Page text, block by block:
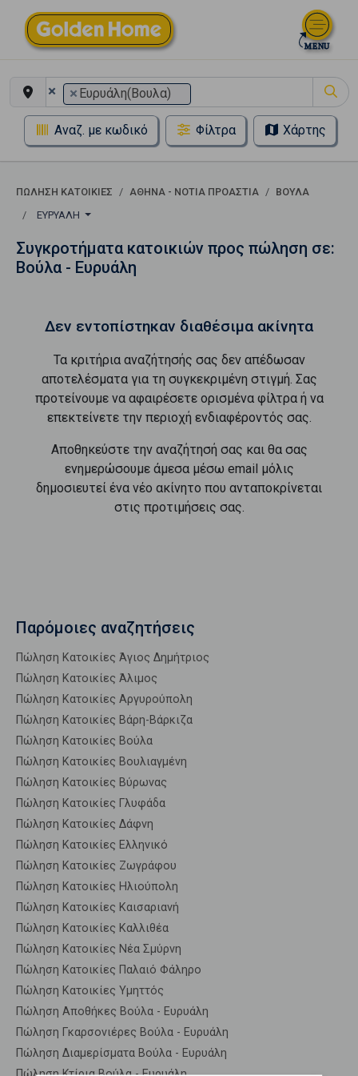
× × Ευρυάλη(Βουλα)
Αναζ. με κωδικό Φίλτρα Χάρτης
ΠΏΛΗΣΗ ΚΑΤΟΙΚΊΕΣ ΑΘΉΝΑ - ΝΌΤΙΑ ΠΡΟΆΣΤΙΑ
ΒΟΎΛΑ
ΕΥΡΥΆΛΗ
Συγκροτήματα κατοικιών προς πώληση σε:
Βούλα - Ευρυάλη
Δεν εντοπίστηκαν διαθέσιμα ακίνητα
Τα κριτήρια αναζήτησής σας δεν απέδωσαν
αποτελέσματα για τη συγκεκριμένη στιγμή. Σας
προτείνουμε να αφαιρέσετε ορισμένα φίλτρα ή να
επεκτείνετε την περιοχή ενδιαφέροντός σας.
Αποθηκεύστε την αναζήτησή σας και θα σας
ενημερώσουμε άμεσα μέσω email μόλις
δημοσιευτεί ένα νέο ακίνητο που ανταποκρίνεται
στις προτιμήσεις σας.
Παρόμοιες αναζητήσεις
Πώληση Κατοικίες Άγιος Δημήτριος
Πώληση Κατοικίες Άλιμος
Πώληση Κατοικίες Αργυρούπολη
Πώληση Κατοικίες Βάρη-Βάρκιζα
Πώληση Κατοικίες Βούλα
Πώληση Κατοικίες Βουλιαγμένη
Πώληση Κατοικίες Βύρωνας
Πώληση Κατοικίες Γλυφάδα
Πώληση Κατοικίες Δάφνη
Πώληση Κατοικίες Ελληνικό
Πώληση Κατοικίες Ζωγράφου
Πώληση Κατοικίες Ηλιούπολη
Πώληση Κατοικίες Καισαριανή
Πώληση Κατοικίες Καλλιθέα
Πώληση Κατοικίες Νέα Σμύρνη
Πώληση Κατοικίες Παλαιό Φάληρο
Πώληση Κατοικίες Υμηττός
Πώληση Αποθήκες Βούλα - Ευρυάλη
Πώληση Γκαρσονιέρες Βούλα - Ευρυάλη
Πώληση Διαμερίσματα Βούλα - Ευρυάλη